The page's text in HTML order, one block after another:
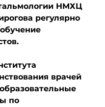
НМХЦ
регулярно
врачей
по